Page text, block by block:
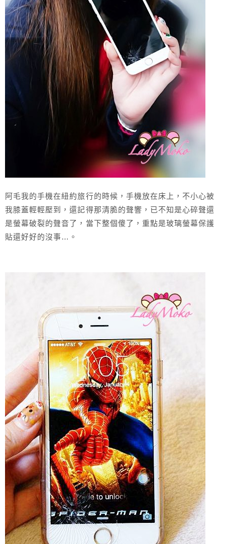
阿毛我的手機在紐約旅行的時候，手機放在床上，不小心被
我膝蓋輕輕壓到，還記得那清脆的聲響，已不知是心碎聲還
是螢幕破裂的聲音了，當下整個傻了，重點是玻璃螢幕保護
貼還好好的沒事…。